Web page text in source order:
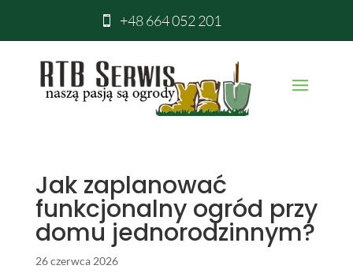
 +48 664 052 201
Jak zaplanować
funkcjonalny ogród przy
domu jednorodzinnym?
26 czerwca 2026